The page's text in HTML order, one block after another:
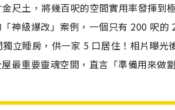
尺土，將幾百呎的空間實用率發揮到
神級爆改」案例，一個只有 200 呎的
立睡房，供一家 5 口居住！相片曝光
最重要靈魂空間，直言「準備用來做